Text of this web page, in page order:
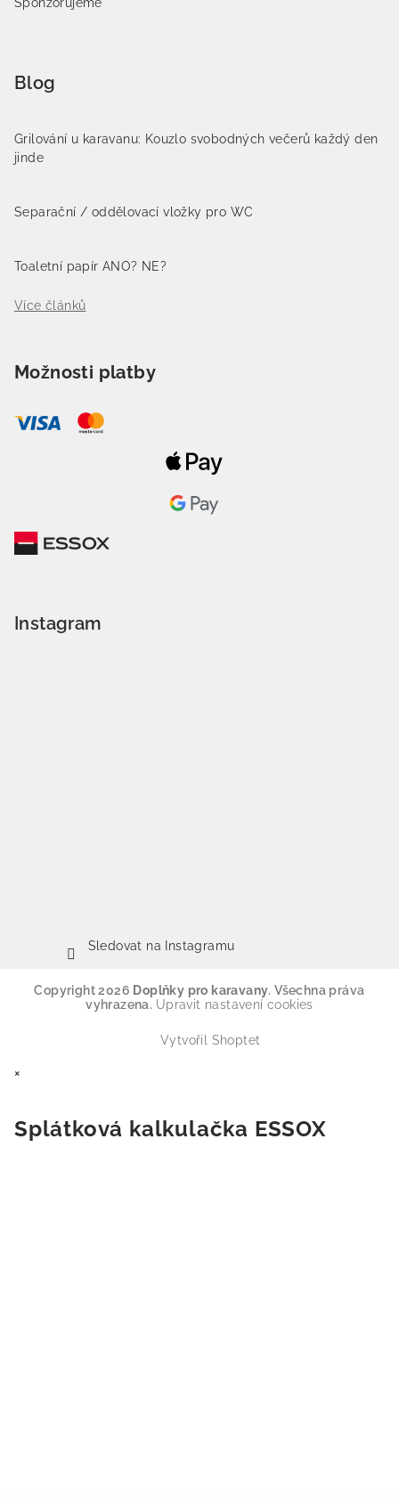
Blog
Grilování u karavanu: Kouzlo svobodných večerů každý den
jinde
Separační / oddělovací vložky pro WC
Toaletní papír ANO? NE?
Více článků
Možnosti platby
Instagram
Sledovat na Instagramu
Copyright 2026 Doplňky pro karavany. Všechna práva
vyhrazena. Upravit nastavení cookies
Vytvořil Shoptet
×
Splátková kalkulačka ESSOX